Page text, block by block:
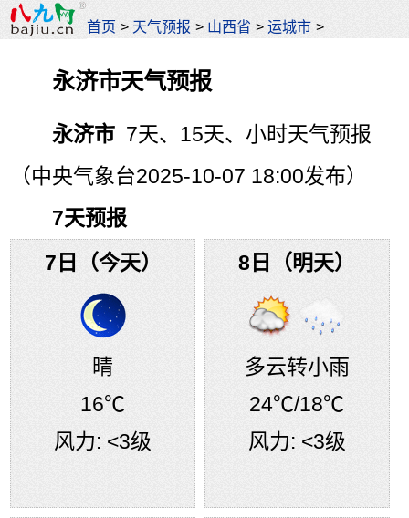
首页 > 天气预报 > 山西省 >运城市 >
永济市天气预报
永济市 7天、15天、小时天气预报
（中央气象台2025-10-07 18:00发布）
7天预报
7日（今天）
晴
16℃
风力: <3级
8日（明天）
多云转小雨
24℃/18℃
风力: <3级